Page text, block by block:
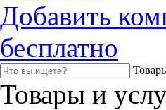
Добавить
бесплатно
Товары и